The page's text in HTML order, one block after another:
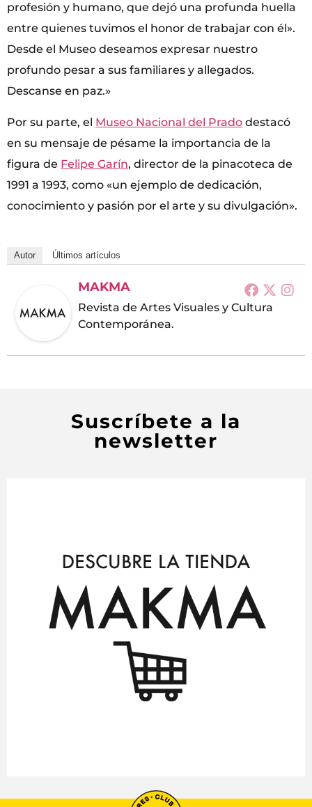
profesión y humano, que dejó una profunda huella
entre quienes tuvimos el honor de trabajar con él».
Desde el Museo deseamos expresar nuestro
profundo pesar a sus familiares y allegados.
Descanse en paz.»
Por su parte, el Museo Nacional del Prado destacó
en su mensaje de pésame la importancia de la
figura de Felipe Garín, director de la pinacoteca de
1991 a 1993, como «un ejemplo de dedicación,
conocimiento y pasión por el arte y su divulgación».
Autor Últimos artículos
MAKMA
Revista de Artes Visuales y Cultura
Contemporánea.
Suscríbete a la
newsletter